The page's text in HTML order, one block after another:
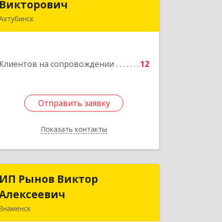
Викторович
Клиентов на сопровождении 12
Отправить заявку
Показать контакты
Отправить заявку
Назад
ИП Рынов Виктор
ИП Рынов Виктор